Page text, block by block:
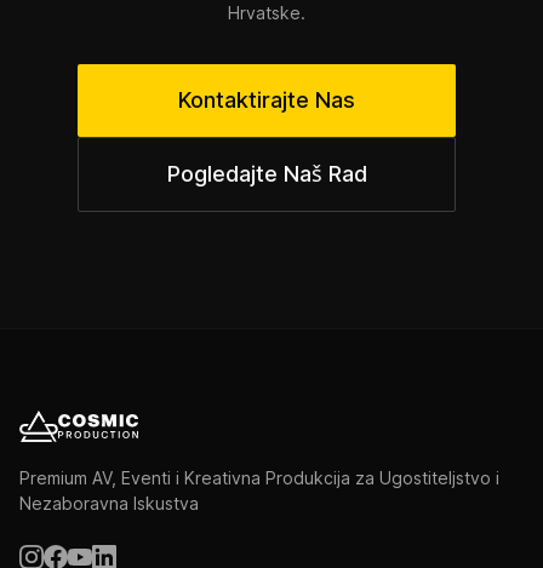
Hrvatske.
Kontaktirajte Nas
Pogledajte Naš Rad
Premium AV, Eventi i Kreativna Produkcija za Ugostiteljstvo i
Nezaboravna Iskustva